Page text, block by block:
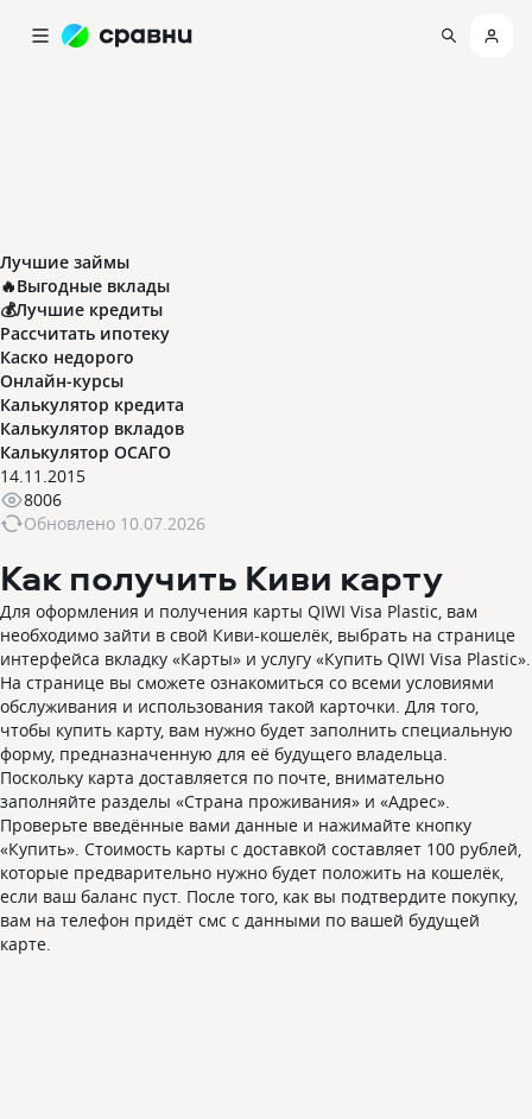
Лучшие займы
🔥Выгодные вклады
💰Лучшие кредиты
Рассчитать ипотеку
Каско недорого
Онлайн-курсы
Калькулятор кредита
Калькулятор вкладов
Калькулятор ОСАГО
14.11.2015
8006
Обновлено 10.07.2026
Как получить Киви карту
Для оформления и получения карты QIWI Visa Plastic, вам
необходимо зайти в свой Киви-кошелёк, выбрать на странице
интерфейса вкладку «Карты» и услугу «Купить QIWI Visa Plastic».
На странице вы сможете ознакомиться со всеми условиями
обслуживания и использования такой карточки. Для того,
чтобы купить карту, вам нужно будет заполнить специальную
форму, предназначенную для её будущего владельца.
Поскольку карта доставляется по почте, внимательно
заполняйте разделы «Страна проживания» и «Адрес».
Проверьте введённые вами данные и нажимайте кнопку
«Купить». Стоимость карты с доставкой составляет 100 рублей,
которые предварительно нужно будет положить на кошелёк,
если ваш баланс пуст. После того, как вы подтвердите покупку,
вам на телефон придёт смс с данными по вашей будущей
карте.